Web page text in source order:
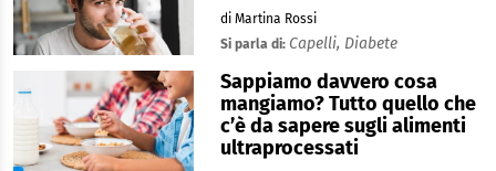
di Martina Rossi
Si parla di: Capelli, Diabete
Sappiamo davvero cosa
mangiamo? Tutto quello che
c’è da sapere sugli alimenti
ultraprocessati